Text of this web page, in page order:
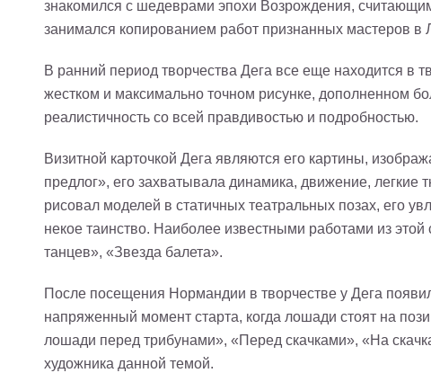
знакомился с шедеврами эпохи Возрождения,
занимался копированием работ признанных мастеров в
В ранний период творчества Дега все еще находится в
жестком и максимально точном рисунке, дополненном
реалистичность со всей правдивостью и подробностью.
Визитной карточкой Дега являются его картины,
предлог», его захватывала динамика, движение, легкие
рисовал моделей в статичных театральных позах, его
некое таинство. Наиболее известными работами из
танцев», «Звезда балета».
После посещения Нормандии в творчестве у Дега
напряженный момент старта, когда лошади стоят на
лошади перед трибунами», «Перед скачками», «На
художника данной темой.